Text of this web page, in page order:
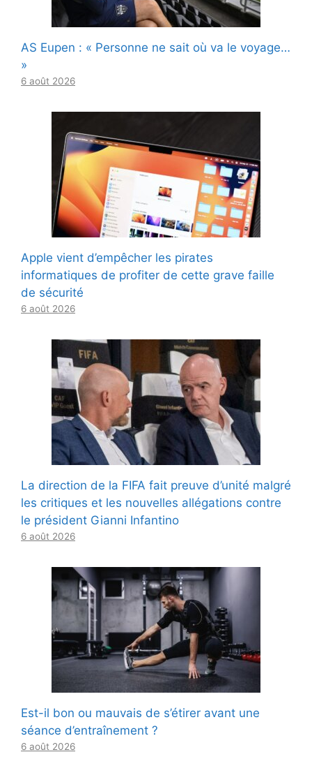
AS Eupen : « Personne ne sait où va le voyage…
»
6 août 2026
Apple vient d’empêcher les pirates
informatiques de profiter de cette grave faille
de sécurité
6 août 2026
La direction de la FIFA fait preuve d’unité malgré
les critiques et les nouvelles allégations contre
le président Gianni Infantino
6 août 2026
Est-il bon ou mauvais de s’étirer avant une
séance d’entraînement ?
6 août 2026